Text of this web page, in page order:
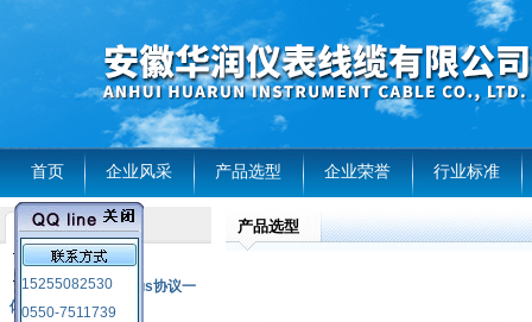
首页 企业风采 产品选型 企业荣誉 行业标准
15255082530
0550-7511739
产品列表
风电温度传感器
RS485通讯modbus协议一
体化现场智能仪表
产品选型